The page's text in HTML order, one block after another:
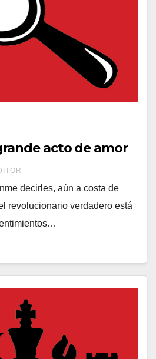
acto de amor
decirles, aún a costa de
revolucionario verdadero está